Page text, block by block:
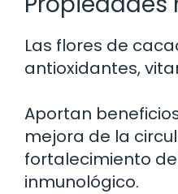
Las flores de
antioxidantes,
Aportan
mejora de la
fortalecimiento
inmunológico.